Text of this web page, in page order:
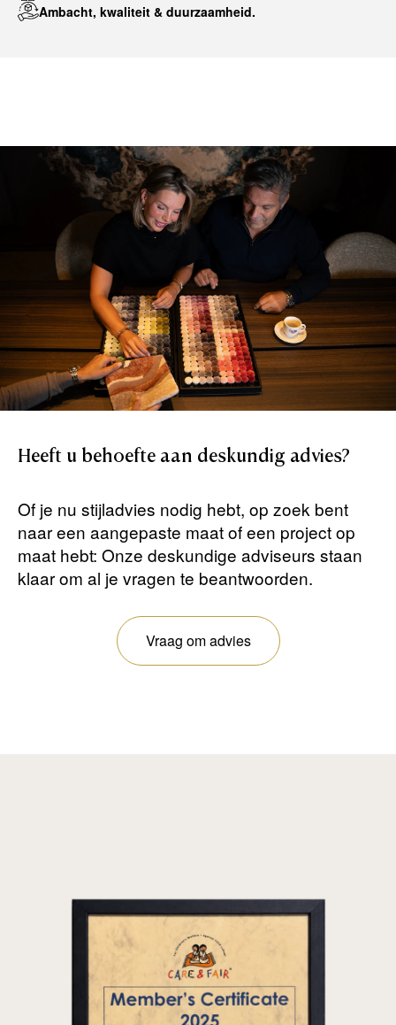
Ambacht, kwaliteit & duurzaamheid.
Heeft u behoefte aan deskundig advies?
Of je nu stijladvies nodig hebt, op zoek bent
naar een aangepaste maat of een project op
maat hebt: Onze deskundige adviseurs staan ​​
klaar om al je vragen te beantwoorden.
Vraag om advies